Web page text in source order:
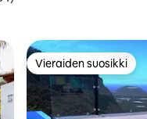
Vieraiden suosikki
Vieraiden suosikki